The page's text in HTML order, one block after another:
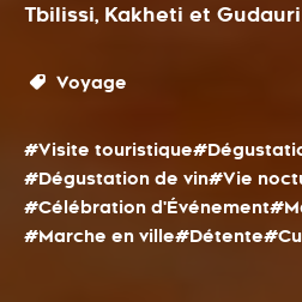
Tbilissi, Kakheti et Gudauri
Voyage
#Visite touristique
#Dégustation de vin#Vie
#Célébration d'Événement
#Marche en ville#Détente